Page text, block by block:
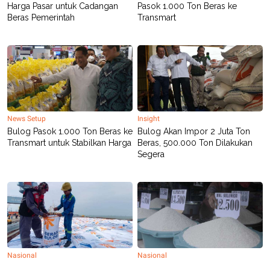
L
A
G
A
N
A
N
C
E
T
K
K
I
R
J
A
E
M
I
T
E
N
P
R
E
R
T
I
S
I
N
G
Harga Pasar untuk Cadangan
Beras Pemerintah
Pasok 1.000 Ton Beras ke
Transmart
News Setup
Bulog Pasok 1.000 Ton Beras ke
Transmart untuk Stabilkan Harga
Insight
Bulog Akan Impor 2 Juta Ton
Beras, 500.000 Ton Dilakukan
Segera
Nasional Nasional